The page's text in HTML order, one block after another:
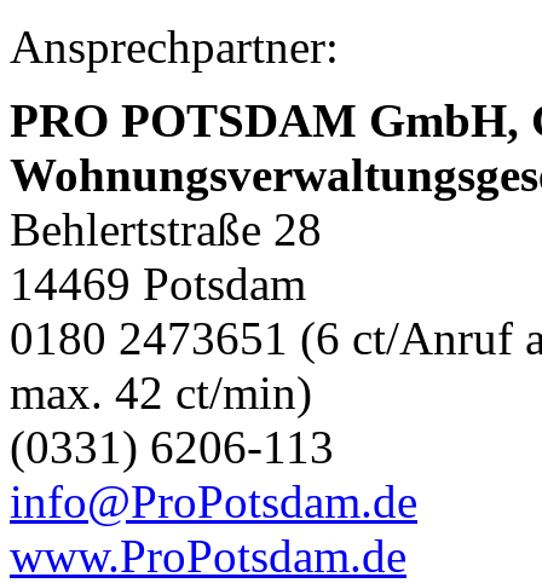
Ansprechpartner:
PRO POTSDAM GmbH,
Behlertstraße 28
14469 Potsdam
0180 2473651 (6 ct/Anruf
max. 42 ct/min)
(0331) 6206-113
info@ProPotsdam.de
www.ProPotsdam.de